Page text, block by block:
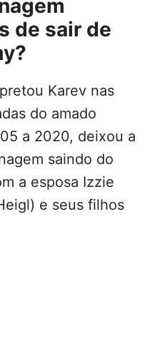
de sair de
Karev nas
do amado
a 2020, deixou a
saindo do
a esposa Izzie
e seus filhos